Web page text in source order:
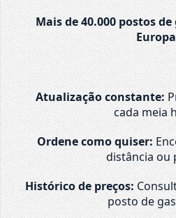
Mais de 40.000 postos
Europa
Atualização constante:
cada meia
Ordene como quiser:
distância ou
Histórico de preços:
posto de